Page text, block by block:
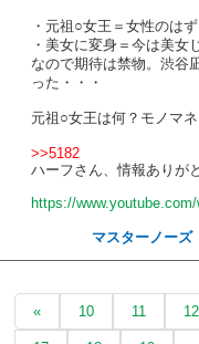
・元祖○女王＝女性のは
・美女に変身＝今は美女
なので期待は禁物。渋谷
った・・・
元祖○女王は何？モノマ
>>5182
ハーフさん、情報ありが
https://
マスターノーズ
« 10 11 12